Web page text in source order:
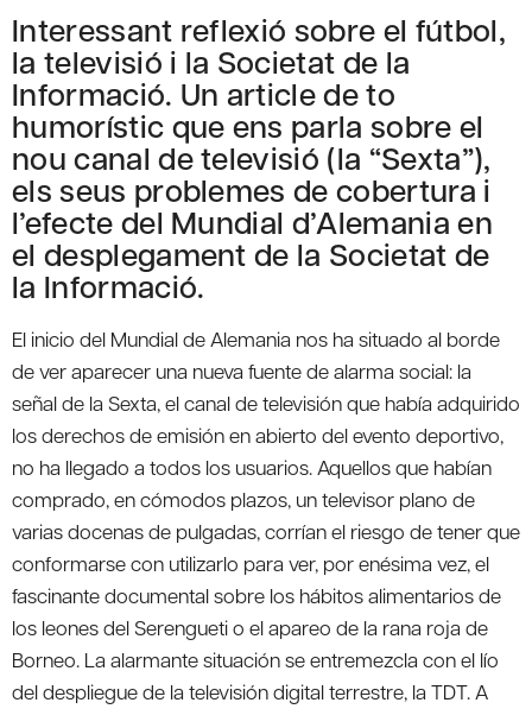
Interessant reflexió sobre el fútbol,
la televisió i la Societat de la
Informació. Un article de to
humorístic que ens parla sobre el
nou canal de televisió (la “Sexta”),
els seus problemes de cobertura i
l’efecte del Mundial d’Alemania en
el desplegament de la Societat de
la Informació.
El inicio del Mundial de Alemania nos ha situado al borde
de ver aparecer una nueva fuente de alarma social: la
señal de la Sexta, el canal de televisión que había adquirido
los derechos de emisión en abierto del evento deportivo,
no ha llegado a todos los usuarios. Aquellos que habían
comprado, en cómodos plazos, un televisor plano de
varias docenas de pulgadas, corrían el riesgo de tener que
conformarse con utilizarlo para ver, por enésima vez, el
fascinante documental sobre los hábitos alimentarios de
los leones del Serengueti o el apareo de la rana roja de
Borneo. La alarmante situación se entremezcla con el lío
del despliegue de la televisión digital terrestre, la TDT. A